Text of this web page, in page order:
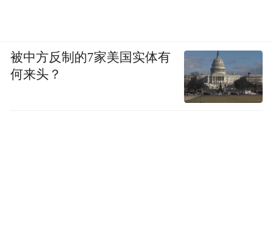
被中方反制的7家美国实体有
何来头？